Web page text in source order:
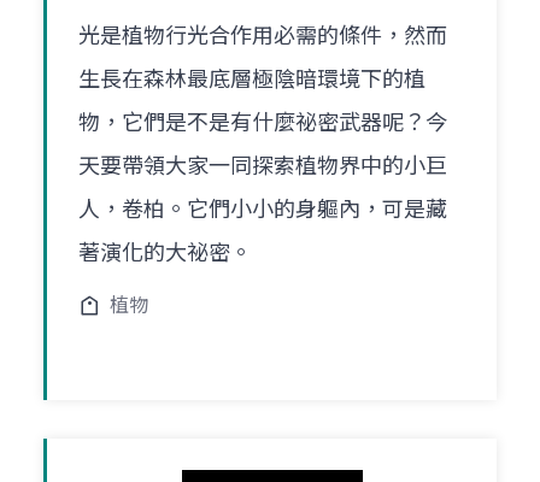
光是植物行光合作用必需的條件，然而
生長在森林最底層極陰暗環境下的植
物，它們是不是有什麼祕密武器呢？今
天要帶領大家一同探索植物界中的小巨
人，卷柏。它們小小的身軀內，可是藏
著演化的大祕密。
植物